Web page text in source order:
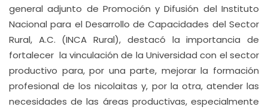
general adjunto de Promoción y Difusión del Instituto
Nacional para el Desarrollo de Capacidades del Sector
Rural, A.C. (INCA Rural), destacó la importancia de
fortalecer la vinculación de la Universidad con el sector
productivo para, por una parte, mejorar la formación
profesional de los nicolaitas y, por la otra, atender las
necesidades de las áreas productivas, especialmente